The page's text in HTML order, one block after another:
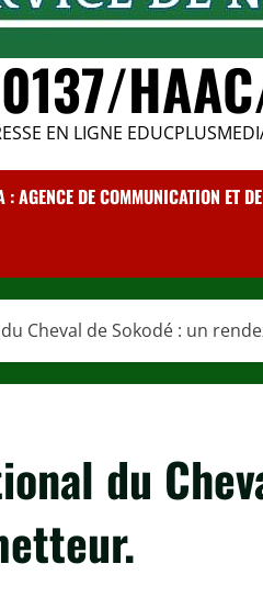
EN LIGNE
: AGENCE DE COMMUNICATION
Cheval de Sokodé : un
du